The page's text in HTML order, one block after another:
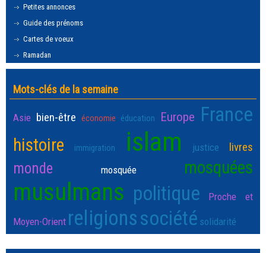
Petites annonces
Guide des prénoms
Cartes de voeux
Ramadan
Mots-clés de la semaine
Asie bien-être économie éducation Europe France
histoire immigration islam justice livres
monde mosquée mosquées
musulmans politique Proche et
Moyen-Orient religionssociété solidarité